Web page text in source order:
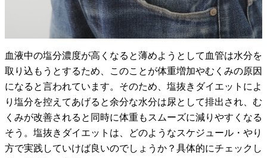
血液中の塩分濃度が高くなると薄めようとして血管は水分を
取り込もうとするため、このことが体重増加やむくみの原因
になると言われています。そのため、塩抜きダイエットによ
り塩分を控えてあげると余分な水分は尿として排出され、む
くみが改善されると同時に体重もスムーズに減りやすくなる
そう。塩抜きダイエットは、どのようなスケジュール・やり
方で実践していけば良いのでしょうか？具体的にチェックし